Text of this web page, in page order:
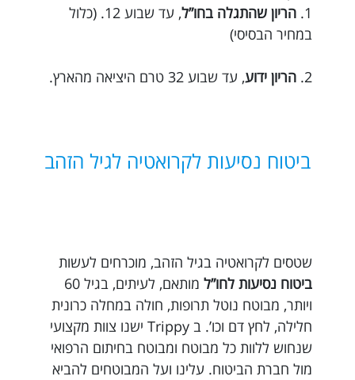
1. הריון שהתגלה בחו”ל
, עד שבוע 12. (כלול
במחיר הבסיסי)
2. הריון ידוע, עד שבוע 32 טרם היציאה מהארץ.
ביטוח נסיעות לקרואטיה לגיל הזהב
שטסים לקרואטיה בגיל הזהב, מוכרחים לעשות
ביטוח נסיעות לחו”ל
מותאם, לעיתים, בגיל 60
ויותר, מבוטח נוטל תרופות, חולה במחלה כרונית
חלילה, לחץ דם וכו’. ב Trippy ישנו צוות מקצועי
שנחוש ללוות כל מבוטח ומבוטח בחיתום הרפואי
מול חברת הביטוח. עלינו ועל המבוטחים להביא